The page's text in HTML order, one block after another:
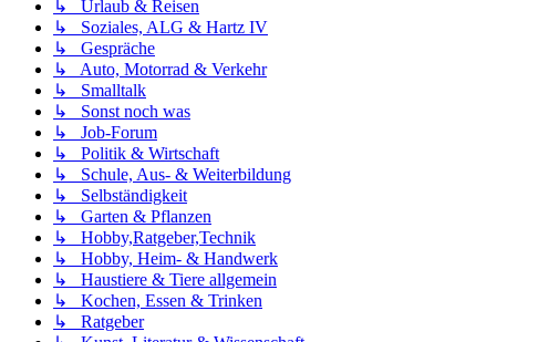
↳ Urlaub & Reisen
↳ Soziales, ALG & Hartz IV
↳ Gespräche
↳ Auto, Motorrad & Verkehr
↳ Smalltalk
↳ Sonst noch was
↳ Job-Forum
↳ Politik & Wirtschaft
↳ Schule, Aus- & Weiterbildung
↳ Selbständigkeit
↳ Garten & Pflanzen
↳ Hobby,Ratgeber,Technik
↳ Hobby, Heim- & Handwerk
↳ Haustiere & Tiere allgemein
↳ Kochen, Essen & Trinken
↳ Ratgeber